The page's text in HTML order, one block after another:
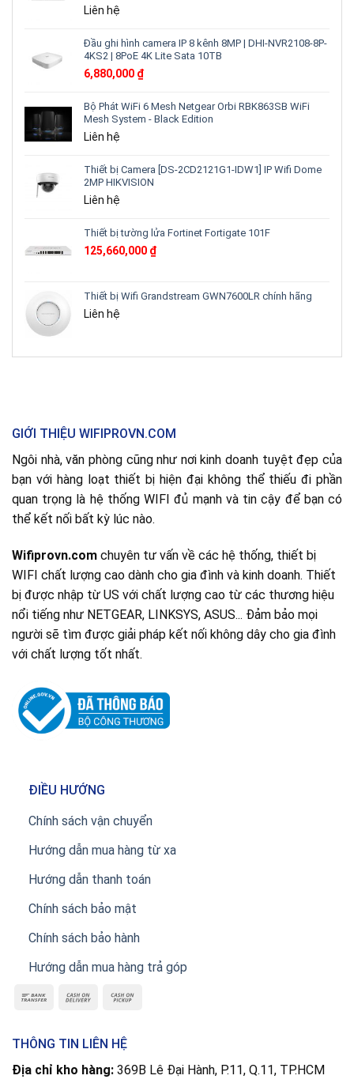
Liên hệ
Đầu ghi hình camera IP 8 kênh 8MP | DHI-NVR2108-8P-
4KS2 | 8PoE 4K Lite Sata 10TB
6,880,000 ₫
Bộ Phát WiFi 6 Mesh Netgear Orbi RBK863SB WiFi
Mesh System - Black Edition
Liên hệ
Thiết bị Camera [DS-2CD2121G1-IDW1] IP Wifi Dome
2MP HIKVISION
Liên hệ
Thiết bị tường lửa Fortinet Fortigate 101F
125,660,000 ₫
Thiết bị Wifi Grandstream GWN7600LR chính hãng
Liên hệ
GIỚI THIỆU WIFIPROVN.COM
Ngôi nhà, văn phòng cũng như nơi kinh doanh tuyệt đẹp của
bạn với hàng loạt thiết bị hiện đại không thể thiếu đi phần
quan trọng là hệ thống WIFI đủ mạnh và tin cậy để bạn có
thể kết nối bất kỳ lúc nào.
Wifiprovn.com chuyên tư vấn về các hệ thống, thiết bị
WIFI chất lượng cao dành cho gia đình và kinh doanh. Thiết
bị được nhập từ US với chất lượng cao từ các thương hiệu
nổi tiếng như NETGEAR, LINKSYS, ASUS... Đảm bảo mọi
người sẽ tìm được giải pháp kết nối không dây cho gia đình
với chất lượng tốt nhất.
ĐIỀU HƯỚNG
Chính sách vận chuyển
Hướng dẫn mua hàng từ xa
Hướng dẫn thanh toán
Chính sách bảo mật
Chính sách bảo hành
Hướng dẫn mua hàng trả góp
THÔNG TIN LIÊN HỆ
Địa chỉ kho hàng: 369B Lê Đại Hành, P.11, Q.11, TP.HCM